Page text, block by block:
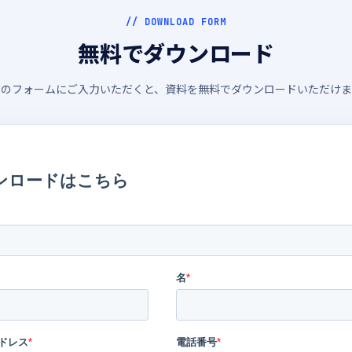
// DOWNLOAD FORM
無料でダウンロード
フォームにご入力いただくと、資料を無料でダウンロードいただけ